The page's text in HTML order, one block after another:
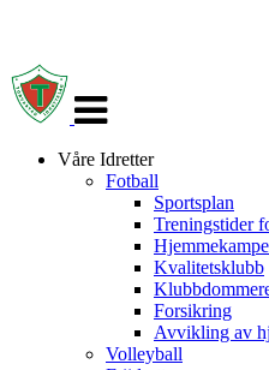
navigasjon
Våre Idretter
Fotball
Sportsplan
Treningstider
Kvalitetsklubb
Forsikring
Avvikling av
Volleyball